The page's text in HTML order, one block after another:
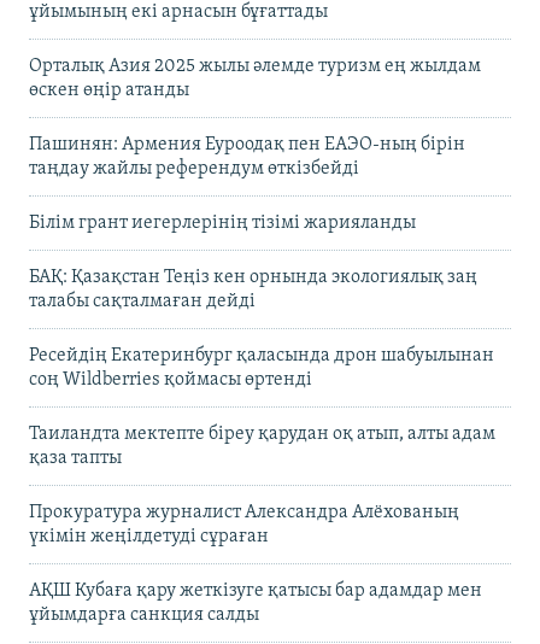
ұйымының екі арнасын бұғаттады
Орталық Азия 2025 жылы әлемде туризм ең жылдам
өскен өңір атанды
Пашинян: Армения Еуроодақ пен ЕАЭО-ның бірін
таңдау жайлы референдум өткізбейді
Білім грант иегерлерінің тізімі жарияланды
БАҚ: Қазақстан Теңіз кен орнында экологиялық заң
талабы сақталмаған дейді
Ресейдің Екатеринбург қаласында дрон шабуылынан
соң Wildberries қоймасы өртенді
Таиландта мектепте біреу қарудан оқ атып, алты адам
қаза тапты
Прокуратура журналист Александра Алёхованың
үкімін жеңілдетуді сұраған
АҚШ Кубаға қару жеткізуге қатысы бар адамдар мен
ұйымдарға санкция салды